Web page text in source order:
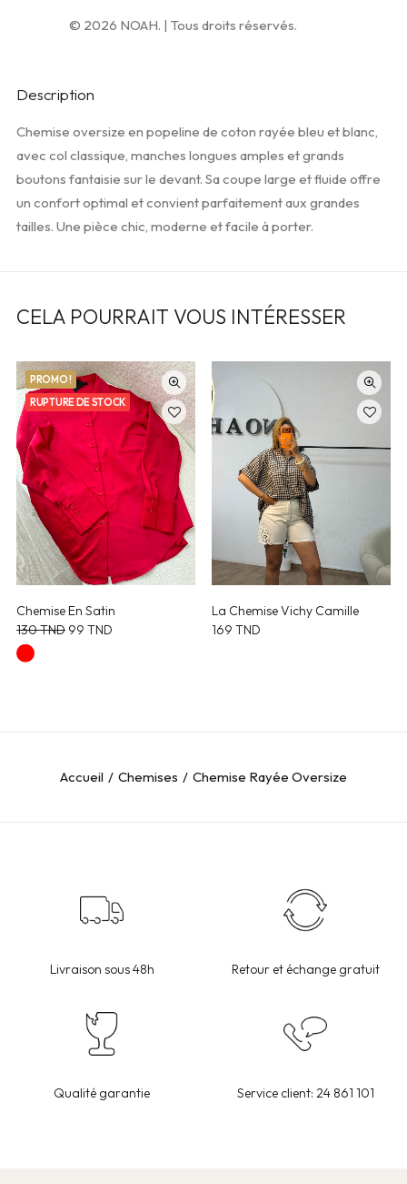
© 2026 NOAH. | Tous droits réservés.
Description
Chemise oversize en popeline de coton rayée bleu et blanc,
avec col classique, manches longues amples et grands
boutons fantaisie sur le devant. Sa coupe large et fluide offre
un confort optimal et convient parfaitement aux grandes
tailles. Une pièce chic, moderne et facile à porter.
CELA POURRAIT VOUS INTÉRESSER
PROMO !
RUPTURE DE STOCK
Chemise En Satin
130TND Le
99 TND
La Chemise Vichy Camille
169 TND
Accueil Chemises Chemise Rayée Oversize
Livraison sous 48h Retour et échange gratuit
Qualité garantie Service client: 24 861 101